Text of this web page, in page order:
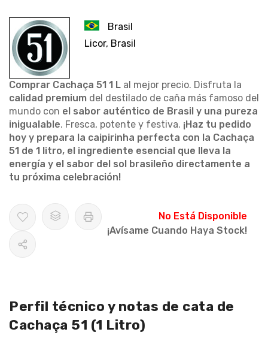
Brasil
Licor, Brasil
Comprar Cachaça 51 1 L al mejor precio. Disfruta la
calidad premium del destilado de caña más famoso del
mundo con el sabor auténtico de Brasil y una pureza
inigualable. Fresca, potente y festiva. ¡Haz tu pedido
hoy y prepara la caipirinha perfecta con la Cachaça
51 de 1 litro, el ingrediente esencial que lleva la
energía y el sabor del sol brasileño directamente a
tu próxima celebración!
No Está Disponible
¡Avísame Cuando Haya Stock!
Perfil técnico y notas de cata de
Cachaça 51 (1 Litro)